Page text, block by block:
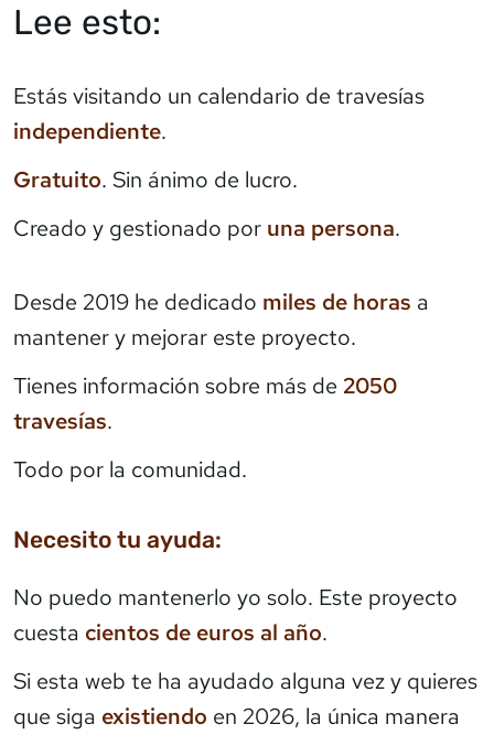
Lee esto:
Estás visitando un calendario de travesías
independiente.
Gratuito. Sin ánimo de lucro.
Creado y gestionado por una persona.
Desde 2019 he dedicado miles de horas a
mantener y mejorar este proyecto.
Tienes información sobre más de 2050
travesías.
Todo por la comunidad.
Necesito tu ayuda:
No puedo mantenerlo yo solo. Este proyecto
cuesta cientos de euros al año.
Si esta web te ha ayudado alguna vez y quieres
que siga existiendo en 2026, la única manera